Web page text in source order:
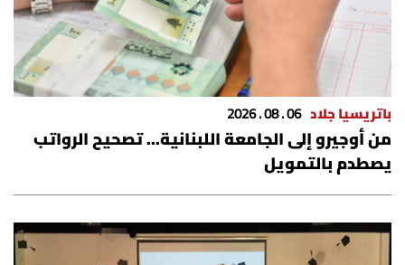
باتريسيا جلاد 06 . 08 . 2026
من أوجيرو إلى الجامعة اللبنانية... تصحيح الرواتب
يصطدم بالتمويل